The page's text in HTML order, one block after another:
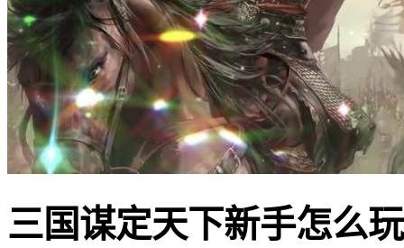
三国谋定天下新手怎么玩